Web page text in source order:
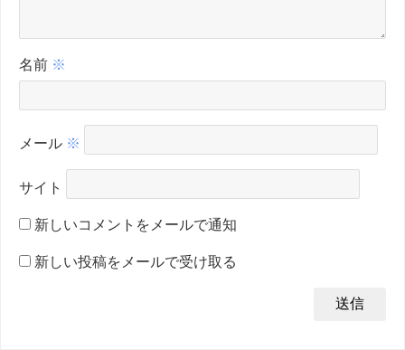
名前 ※
メール ※
サイト
新しいコメントをメールで通知
新しい投稿をメールで受け取る